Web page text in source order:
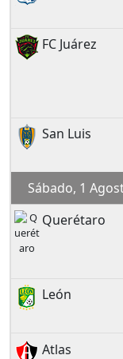
FC Juárez
San Luis
Sábado, 1
Querétaro
León
Atlas